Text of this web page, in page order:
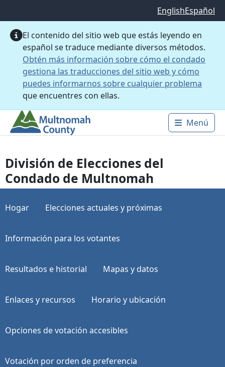
EnglishEspañol
El contenido del sitio web que estás leyendo en
español se traduce mediante diversos métodos.
Obtén más información sobre cómo el condado
gestiona las traducciones del sitio web y cómo
puedes informarnos sobre cualquier problema
que encuentres con ellas.
Main
Menú
División de Elecciones del
Condado de Multnomah
Hogar Elecciones actuales y próximas
Información para los votantes
Resultados e historial Mapas y datos
Enlaces y recursos Horario y ubicación
Opciones de votación accesibles
Votación por orden de preferencia